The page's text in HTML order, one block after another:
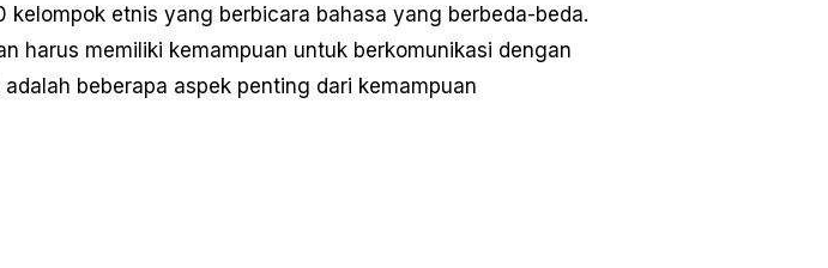
kelompok etnis yang berbicara bahasa yang berbeda-beda.
harus memiliki kemampuan untuk berkomunikasi dengan
beberapa aspek penting dari kemampuan